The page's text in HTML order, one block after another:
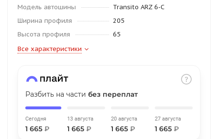
Модель автошины
Transito ARZ 6-C
Ширина профиля
205
Высота профиля
65
Все характеристики
Разбить на части без переплат
Сегодня
1 665 ₽
13 августа
1 665 ₽
20 августа
1 665 ₽
27 августа
1 665 ₽
Остались вопросы?
8 800 302-02-51
plait.ru